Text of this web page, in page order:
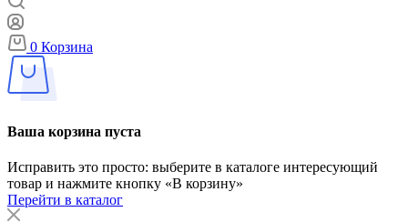
0 Корзина
Ваша корзина пуста
Исправить это просто: выберите в каталоге интересующий
товар и нажмите кнопку «В корзину»
Перейти в каталог